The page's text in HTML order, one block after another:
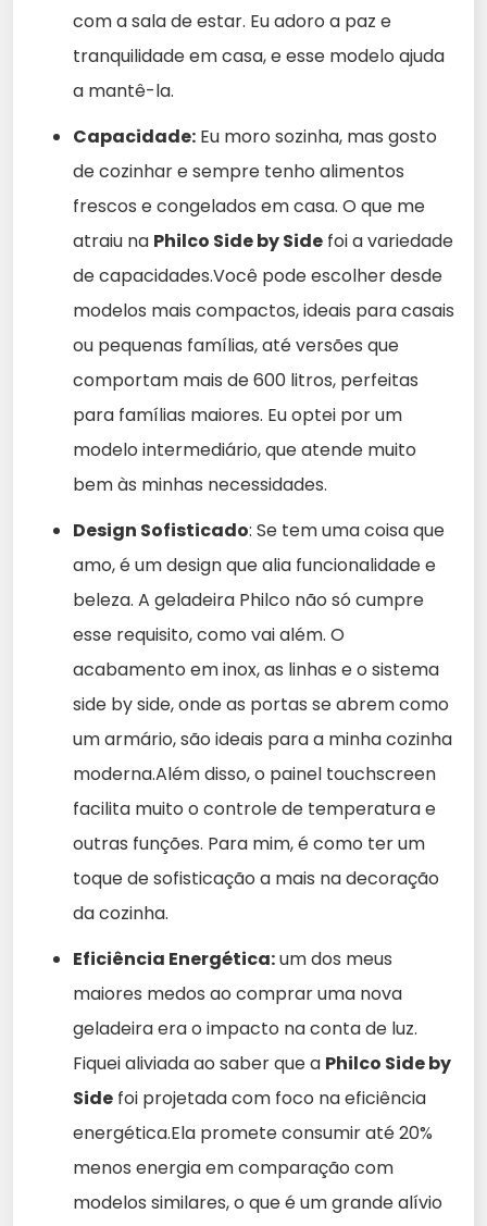
com a sala de estar. Eu adoro a paz e
tranquilidade em casa, e esse modelo ajuda
a mantê-la.
Capacidade: Eu moro sozinha, mas gosto
de cozinhar e sempre tenho alimentos
frescos e congelados em casa. O que me
atraiu na Philco Side by Side foi a variedade
de capacidades.Você pode escolher desde
modelos mais compactos, ideais para casais
ou pequenas famílias, até versões que
comportam mais de 600 litros, perfeitas
para famílias maiores. Eu optei por um
modelo intermediário, que atende muito
bem às minhas necessidades.
Design Sofisticado: Se tem uma coisa que
amo, é um design que alia funcionalidade e
beleza. A geladeira Philco não só cumpre
esse requisito, como vai além. O
acabamento em inox, as linhas e o sistema
side by side, onde as portas se abrem como
um armário, são ideais para a minha cozinha
moderna.Além disso, o painel touchscreen
facilita muito o controle de temperatura e
outras funções. Para mim, é como ter um
toque de sofisticação a mais na decoração
da cozinha.
Eficiência Energética:um dos meus
maiores medos ao comprar uma nova
geladeira era o impacto na conta de luz.
Fiquei aliviada ao saber que a Philco Side by
Side foi projetada com foco na eficiência
energética.Ela promete consumir até 20%
menos energia em comparação com
modelos similares, o que é um grande alívio